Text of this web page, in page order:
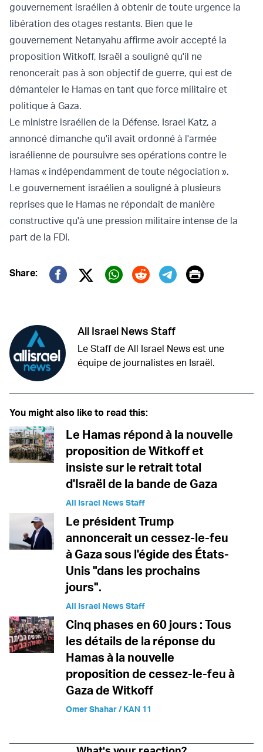
gouvernement israélien à obtenir de toute urgence la
libération des otages restants. Bien que le
gouvernement Netanyahu affirme avoir accepté la
proposition Witkoff, Israël a souligné qu'il ne
renoncerait pas à son objectif de guerre, qui est de
démanteler le Hamas en tant que force militaire et
politique à Gaza.
Le ministre israélien de la Défense, Israel Katz, a
annoncé dimanche qu'il avait ordonné à l'armée
israélienne de poursuivre ses opérations contre le
Hamas « indépendamment de toute négociation ».
Le gouvernement israélien a souligné à plusieurs
reprises que le Hamas ne répondait de manière
constructive qu'à une pression militaire intense de la
part de la FDI.
Share:
Twitter (X)
Print
All Israel News Staff
Le Staff de All Israel News est une
équipe de journalistes en Israël.
You might also like to read this:
Le Hamas répond à la nouvelle
proposition de Witkoff et
insiste sur le retrait total
d'Israël de la bande de Gaza
All Israel News Staff
Le président Trump
annoncerait un cessez-le-feu
à Gaza sous l'égide des États-
Unis "dans les prochains
jours".
All Israel News Staff
Cinq phases en 60 jours : Tous
les détails de la réponse du
Hamas à la nouvelle
proposition de cessez-le-feu à
Gaza de Witkoff
Omer Shahar / KAN 11